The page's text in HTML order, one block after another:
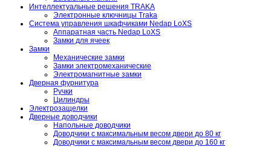
Интеллектуальные решения TRAKA
Электронные ключницы Traka
Система управления шкафчиками Nedap LoXS
Аппаратная часть Nedap LoXS
Замки для ячеек
Замки
Механические замки
Замки электромеханические
Электромагнитные замки
Дверная фурнитура
Ручки
Цилиндры
Электрозащелки
Дверные доводчики
Напольные доводчики
Доводчики с максимальным весом двери до 80 кг
Доводчики с максимальным весом двери до 160 кг